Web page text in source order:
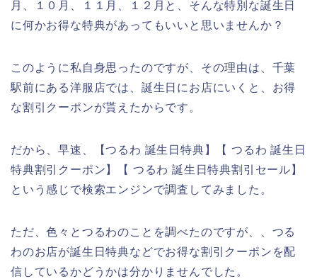
月、１０月、１１月、１２月と、そんな特別な誕生日
に何かお得な特典があってもいいと思いませんか？
このように私自身思ったのですが、その理由は、千葉
駅前にある洋服店では、誕生日にお店にいくと、お得
な割引クーポンが貰えたからです。
だから、早速、【つるわ 誕生日特典】【 つるわ 誕生日
特典割引クーポン】【 つるわ 誕生日特典割引セール】
という感じで検索エンジンで調査してみました。
ただ、色々とつるわのことを調べたのですが、、つる
わのお店が誕生日特典などでお得な割引クーポンを配
信しているかどうかは分かりませんでした。